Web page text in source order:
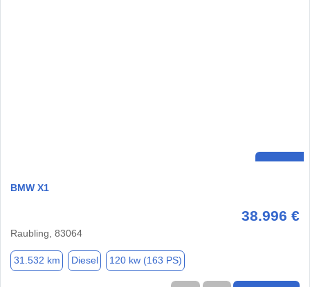
BMW X1
38.996 €
Raubling, 83064
31.532 km Diesel 120 kw (163 PS)